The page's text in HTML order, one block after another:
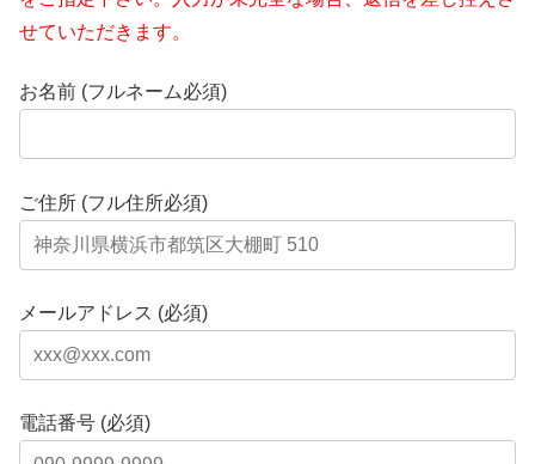
せていただきます。
お名前 (フルネーム必須)
ご住所 (フル住所必須)
メールアドレス (必須)
電話番号 (必須)